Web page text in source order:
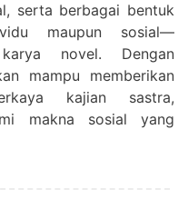
serta berbagai bentuk
maupun sosial—
novel. Dengan
mampu memberikan
kajian sastra,
makna sosial yang